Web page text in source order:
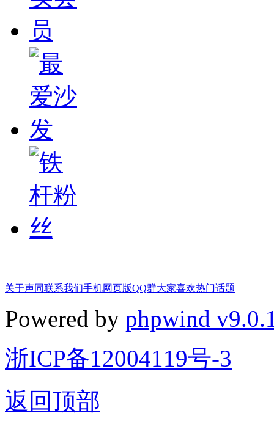
关于声同联系我们手机网页版QQ群大家喜欢热门话题
Powered by phpwind
浙ICP备12004119号-3
返回顶部